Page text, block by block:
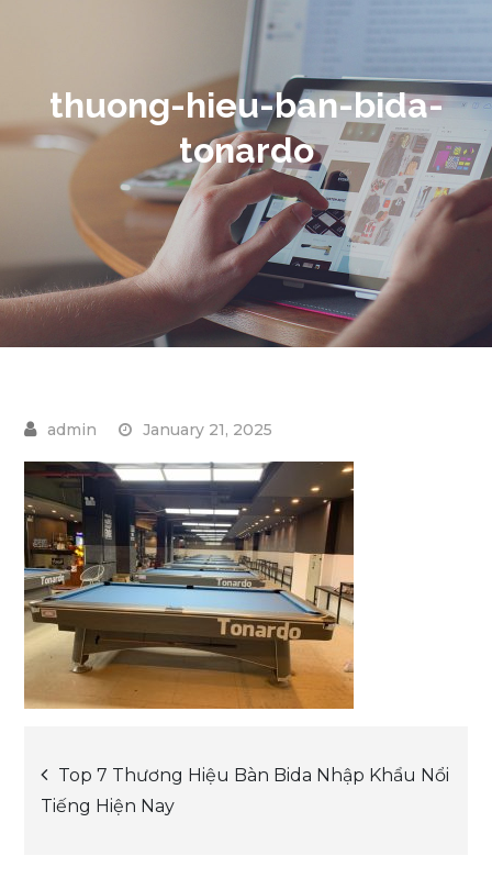
thuong-hieu-ban-bida-
tonardo
January 21, 2025
Post
Top 7 Thương Hiệu Bàn Bida Nhập Khẩu Nổi
Tiếng Hiện Nay